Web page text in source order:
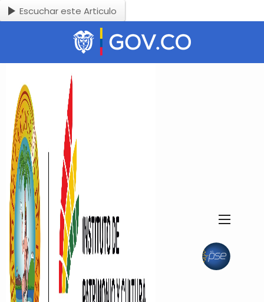
Escuchar este Articulo